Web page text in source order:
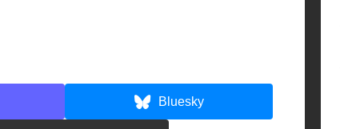
Bluesky